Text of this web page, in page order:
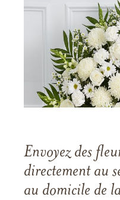
Envoyez des
directement au
au domicile de